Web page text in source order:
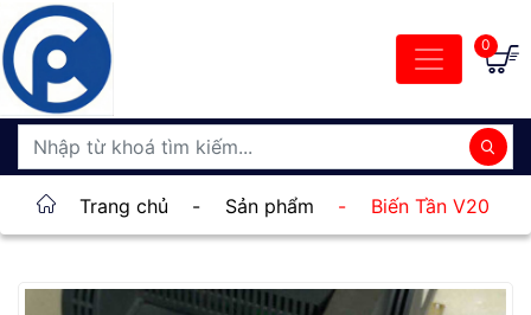
0
Trang chủ - Sản phẩm - Biến Tần V20